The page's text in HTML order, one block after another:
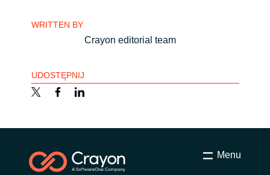
WRITTEN BY
Crayon editorial team
UDOSTĘPNIJ
Menu